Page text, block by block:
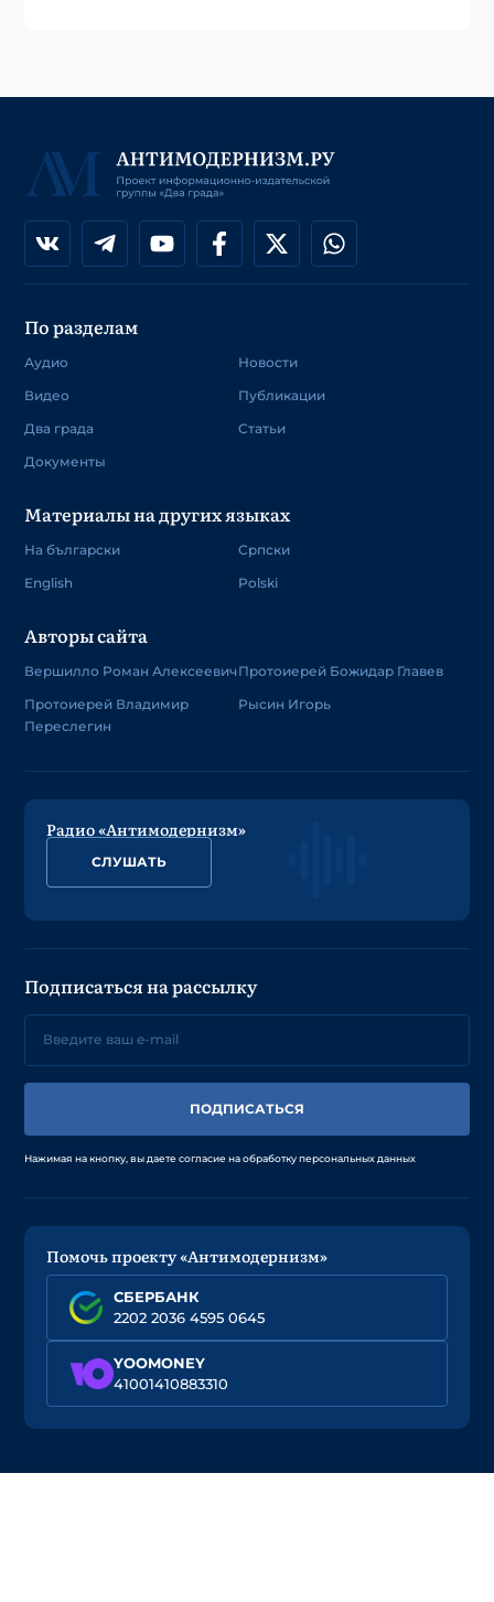
По разделам
Аудио
Видео
Два града
Документы
Новости
Публикации
Статьи
Материалы на других языках
На български
English
Српски
Polski
Авторы сайта
Вершилло Роман Алексеевич
Протоиерей Владимир
Переслегин
Протоиерей Божидар Главев
Рысин Игорь
Радио «Антимодернизм»
СЛУШАТЬ
Подписаться на рассылку
ПОДПИСАТЬСЯ
Нажимая на кнопку, вы даете согласие на обработку персональных данных
Помочь проекту «Антимодернизм»
СБЕРБАНК
2202 2036 4595 0645
YOOMONEY
41001410883310